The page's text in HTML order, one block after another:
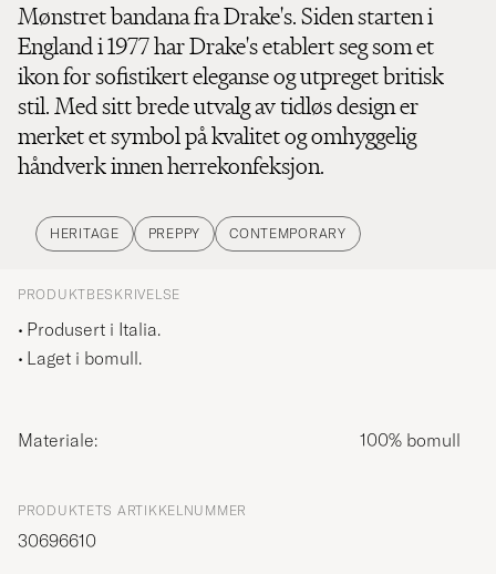
Mønstret bandana fra Drake's. Siden starten i
England i 1977 har Drake's etablert seg som et
ikon for sofistikert eleganse og utpreget britisk
stil. Med sitt brede utvalg av tidløs design er
merket et symbol på kvalitet og omhyggelig
håndverk innen herrekonfeksjon.
HERITAGE PREPPY CONTEMPORARY
PRODUKTBESKRIVELSE
Produsert i Italia.
Laget i bomull.
Materiale: 100% bomull
PRODUKTETS ARTIKKELNUMMER
30696610